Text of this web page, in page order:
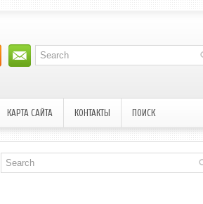
КАРТА САЙТА КОНТАКТЫ ПОИСК